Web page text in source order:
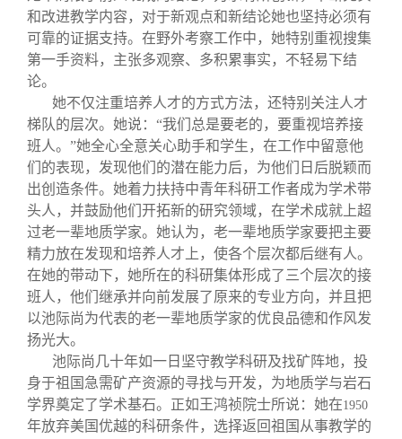
和改进教学内容，对于新观点和新结论她也坚持必须有
可靠的证据支持。在野外考察工作中，她特别重视搜集
第一手资料，主张多观察、多积累事实，不轻易下结
论。
她不仅注重培养人才的方式方法，还特别关注人才
梯队的层次。她说：“我们总是要老的，要重视培养接
班人。”她全心全意关心助手和学生，在工作中留意他
们的表现，发现他们的潜在能力后，为他们日后脱颖而
出创造条件。她着力扶持中青年科研工作者成为学术带
头人，并鼓励他们开拓新的研究领域，在学术成就上超
过老一辈地质学家。她认为，老一辈地质学家要把主要
精力放在发现和培养人才上，使各个层次都后继有人。
在她的带动下，她所在的科研集体形成了三个层次的接
班人，他们继承并向前发展了原来的专业方向，并且把
以池际尚为代表的老一辈地质学家的优良品德和作风发
扬光大。
池际尚几十年如一日坚守教学科研及找矿阵地，投
身于祖国急需矿产资源的寻找与开发，为地质学与岩石
学界奠定了学术基石。正如王鸿祯院士所说：她在1950
年放弃美国优越的科研条件，选择返回祖国从事教学的